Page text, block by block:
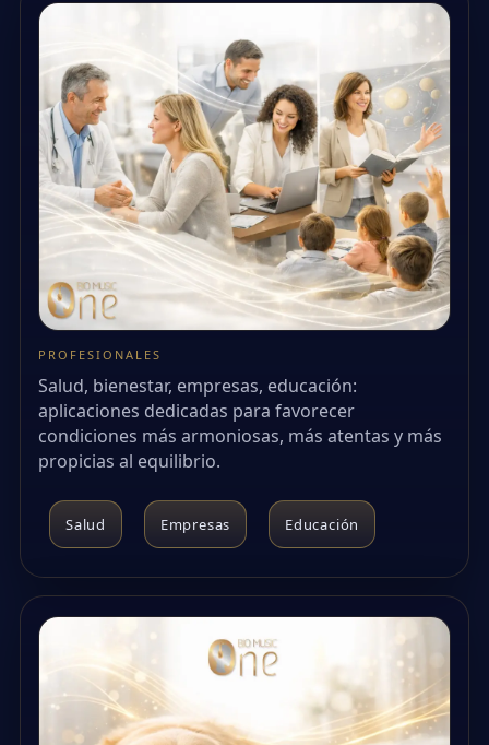
PROFESIONALES
Salud, bienestar, empresas, educación:
aplicaciones dedicadas para favorecer
condiciones más armoniosas, más atentas y más
propicias al equilibrio.
Salud Empresas Educación